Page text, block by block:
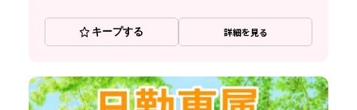
キープする 詳細を見る